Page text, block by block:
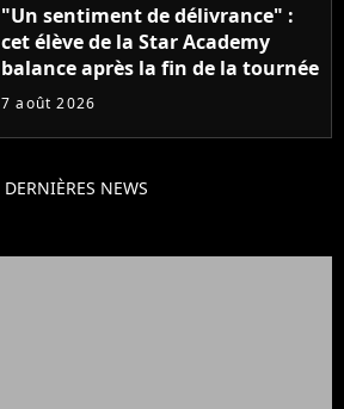
"Un sentiment de délivrance" :
cet élève de la Star Academy
balance après la fin de la tournée
7 août 2026
DERNIÈRES NEWS